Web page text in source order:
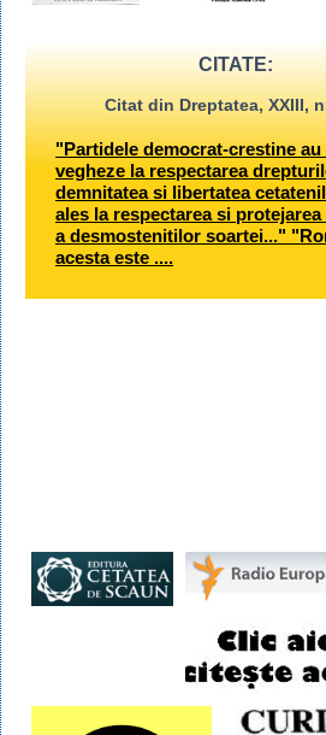
CITATE:
Citat din Dreptatea, XXIII,
"Partidele democrat-crestine au
vegheze la respectarea
demnitatea si libertatea
ales la respectarea si
a desmostenitilor soartei..."
acesta este ....